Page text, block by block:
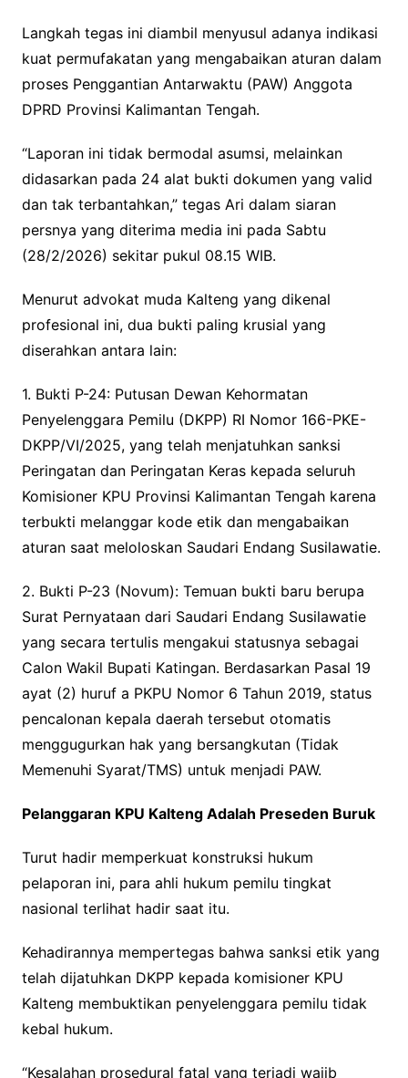
Langkah tegas ini diambil menyusul adanya indikasi
kuat permufakatan yang mengabaikan aturan dalam
proses Penggantian Antarwaktu (PAW) Anggota
DPRD Provinsi Kalimantan Tengah.
“Laporan ini tidak bermodal asumsi, melainkan
didasarkan pada 24 alat bukti dokumen yang valid
dan tak terbantahkan,” tegas Ari dalam siaran
persnya yang diterima media ini pada Sabtu
(28/2/2026) sekitar pukul 08.15 WIB.
Menurut advokat muda Kalteng yang dikenal
profesional ini, dua bukti paling krusial yang
diserahkan antara lain:
1. Bukti P-24: Putusan Dewan Kehormatan
Penyelenggara Pemilu (DKPP) RI Nomor 166-PKE-
DKPP/VI/2025, yang telah menjatuhkan sanksi
Peringatan dan Peringatan Keras kepada seluruh
Komisioner KPU Provinsi Kalimantan Tengah karena
terbukti melanggar kode etik dan mengabaikan
aturan saat meloloskan Saudari Endang Susilawatie.
2. Bukti P-23 (Novum): Temuan bukti baru berupa
Surat Pernyataan dari Saudari Endang Susilawatie
yang secara tertulis mengakui statusnya sebagai
Calon Wakil Bupati Katingan. Berdasarkan Pasal 19
ayat (2) huruf a PKPU Nomor 6 Tahun 2019, status
pencalonan kepala daerah tersebut otomatis
menggugurkan hak yang bersangkutan (Tidak
Memenuhi Syarat/TMS) untuk menjadi PAW.
Pelanggaran KPU Kalteng Adalah Preseden Buruk
Turut hadir memperkuat konstruksi hukum
pelaporan ini, para ahli hukum pemilu tingkat
nasional terlihat hadir saat itu.
Kehadirannya mempertegas bahwa sanksi etik yang
telah dijatuhkan DKPP kepada komisioner KPU
Kalteng membuktikan penyelenggara pemilu tidak
kebal hukum.
“Kesalahan prosedural fatal yang terjadi wajib